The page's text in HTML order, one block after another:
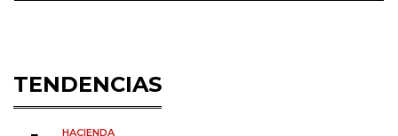
TENDENCIAS
HACIENDA